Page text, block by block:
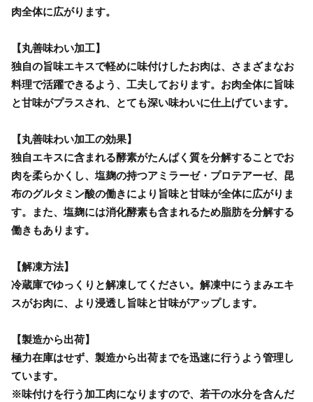
肉全体に広がります。
【丸善味わい加工】
独自の旨味エキスで軽めに味付けしたお肉は、さまざまなお
料理で活躍できるよう、工夫しております。お肉全体に旨味
と甘味がプラスされ、とても深い味わいに仕上げています。
【丸善味わい加工の効果】
独自エキスに含まれる酵素がたんぱく質を分解することでお
肉を柔らかくし、塩麹の持つアミラーゼ・プロテアーゼ、昆
布のグルタミン酸の働きにより旨味と甘味が全体に広がりま
す。また、塩麹には消化酵素も含まれるため脂肪を分解する
働きもあります。
【解凍方法】
冷蔵庫でゆっくりと解凍してください。解凍中にうまみエキ
スがお肉に、より浸透し旨味と甘味がアップします。
【製造から出荷】
極力在庫はせず、製造から出荷までを迅速に行うよう管理し
ています。
※味付けを行う加工肉になりますので、若干の水分を含んだ